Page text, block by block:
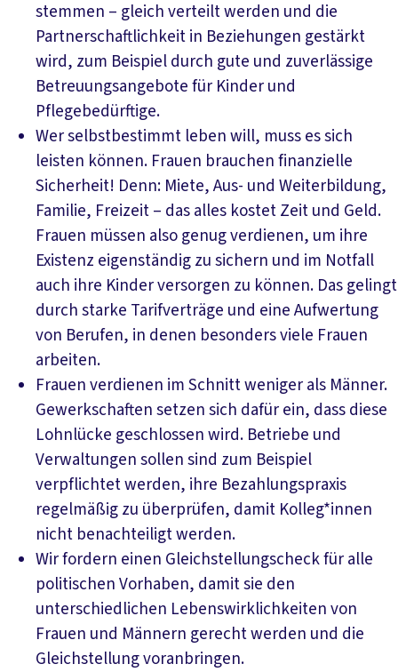
stemmen – gleich verteilt werden und die
Partnerschaftlichkeit in Beziehungen gestärkt
wird, zum Beispiel durch gute und zuverlässige
Betreuungsangebote für Kinder und
Pflegebedürftige.
Wer selbstbestimmt leben will, muss es sich
leisten können. Frauen brauchen finanzielle
Sicherheit! Denn: Miete, Aus- und Weiterbildung,
Familie, Freizeit – das alles kostet Zeit und Geld.
Frauen müssen also genug verdienen, um ihre
Existenz eigenständig zu sichern und im Notfall
auch ihre Kinder versorgen zu können. Das gelingt
durch starke Tarifverträge und eine Aufwertung
von Berufen, in denen besonders viele Frauen
arbeiten.
Frauen verdienen im Schnitt weniger als Männer.
Gewerkschaften setzen sich dafür ein, dass diese
Lohnlücke geschlossen wird. Betriebe und
Verwaltungen sollen sind zum Beispiel
verpflichtet werden, ihre Bezahlungspraxis
regelmäßig zu überprüfen, damit Kolleg*innen
nicht benachteiligt werden.
Wir fordern einen Gleichstellungscheck für alle
politischen Vorhaben, damit sie den
unterschiedlichen Lebenswirklichkeiten von
Frauen und Männern gerecht werden und die
Gleichstellung voranbringen.